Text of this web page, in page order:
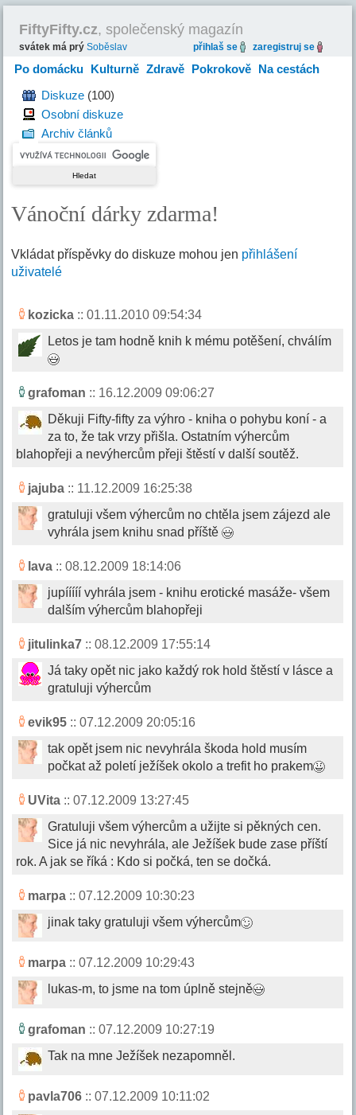
FiftyFifty.cz, společenský magazín
svátek má prýSoběslav přihlaš se zaregistruj se
Po domácku Kulturně Zdravě Pokrokově Na cestách
HravěDiskuze (100)
Osobní diskuze
Archiv článků
Vánoční dárky zdarma!
Vkládat příspěvky do diskuze mohou jen přihlášení
uživatelé
kozicka :: 01.11.2010 09:54:34
Letos je tam hodně knih k mému potěšení, chválím
grafoman :: 16.12.2009 09:06:27
Děkuji Fifty-fifty za výhro - kniha o pohybu koní - a
za to, že tak vrzy přišla. Ostatním výhercům
blahopřeji a nevýhercům přeji štěstí v další soutěž.
jajuba :: 11.12.2009 16:25:38
gratuluji všem výhercům no chtěla jsem zájezd ale
vyhrála jsem knihu snad příště
lava :: 08.12.2009 18:14:06
jupííííí vyhrála jsem - knihu erotické masáže- všem
dalším výhercům blahopřeji
jitulinka7 :: 08.12.2009 17:55:14
Já taky opět nic jako každý rok hold štěstí v lásce a
gratuluji výhercům
evik95 :: 07.12.2009 20:05:16
tak opět jsem nic nevyhrála škoda hold musím
počkat až poletí ježíšek okolo a trefit ho prakem
UVita :: 07.12.2009 13:27:45
Gratuluji všem výhercům a užijte si pěkných cen.
Sice já nic nevyhrála, ale Ježíšek bude zase příští
rok. A jak se říká : Kdo si počká, ten se dočká.
marpa :: 07.12.2009 10:30:23
jinak taky gratuluji všem výhercům
marpa :: 07.12.2009 10:29:43
lukas-m, to jsme na tom úplně stejně
grafoman :: 07.12.2009 10:27:19
Tak na mne Ježíšek nezapomněl.
pavla706 :: 07.12.2009 10:11:02